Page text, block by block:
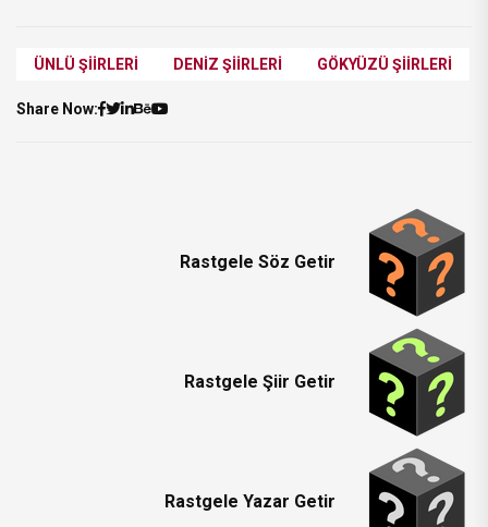
ÜNLÜ ŞIIRLERI DENIZ ŞIIRLERI GÖKYÜZÜ ŞIIRLERI
Share Now:
Rastgele Söz Getir
Rastgele Şiir Getir
Rastgele Yazar Getir